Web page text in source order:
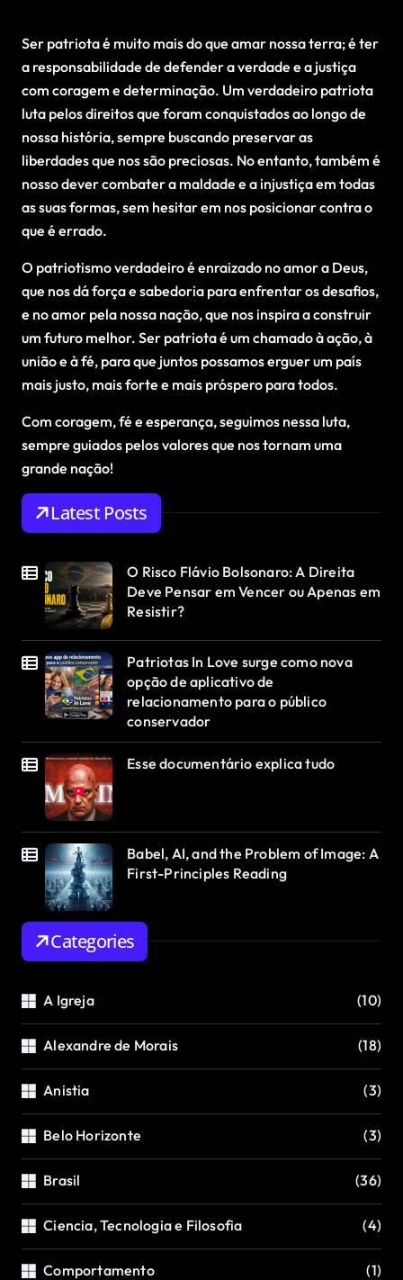
Ser patriota é muito mais do que amar nossa terra; é ter
a responsabilidade de defender a verdade e a justiça
com coragem e determinação. Um verdadeiro patriota
luta pelos direitos que foram conquistados ao longo de
nossa história, sempre buscando preservar as
liberdades que nos são preciosas. No entanto, também é
nosso dever combater a maldade e a injustiça em todas
as suas formas, sem hesitar em nos posicionar contra o
que é errado.
O patriotismo verdadeiro é enraizado no amor a Deus,
que nos dá força e sabedoria para enfrentar os desafios,
e no amor pela nossa nação, que nos inspira a construir
um futuro melhor. Ser patriota é um chamado à ação, à
união e à fé, para que juntos possamos erguer um país
mais justo, mais forte e mais próspero para todos.
Com coragem, fé e esperança, seguimos nessa luta,
sempre guiados pelos valores que nos tornam uma
grande nação!
Latest Posts
O Risco Flávio Bolsonaro: A Direita
Deve Pensar em Vencer ou Apenas em
Resistir?
Patriotas In Love surge como nova
opção de aplicativo de
relacionamento para o público
conservador
Esse documentário explica tudo
Babel, AI, and the Problem of Image: A
First-Principles Reading
Categories
A Igreja (10)
Alexandre de Morais (18)
Anistia (3)
Belo Horizonte (3)
Brasil (36)
Ciencia, Tecnologia e Filosofia (4)
Comportamento (1)